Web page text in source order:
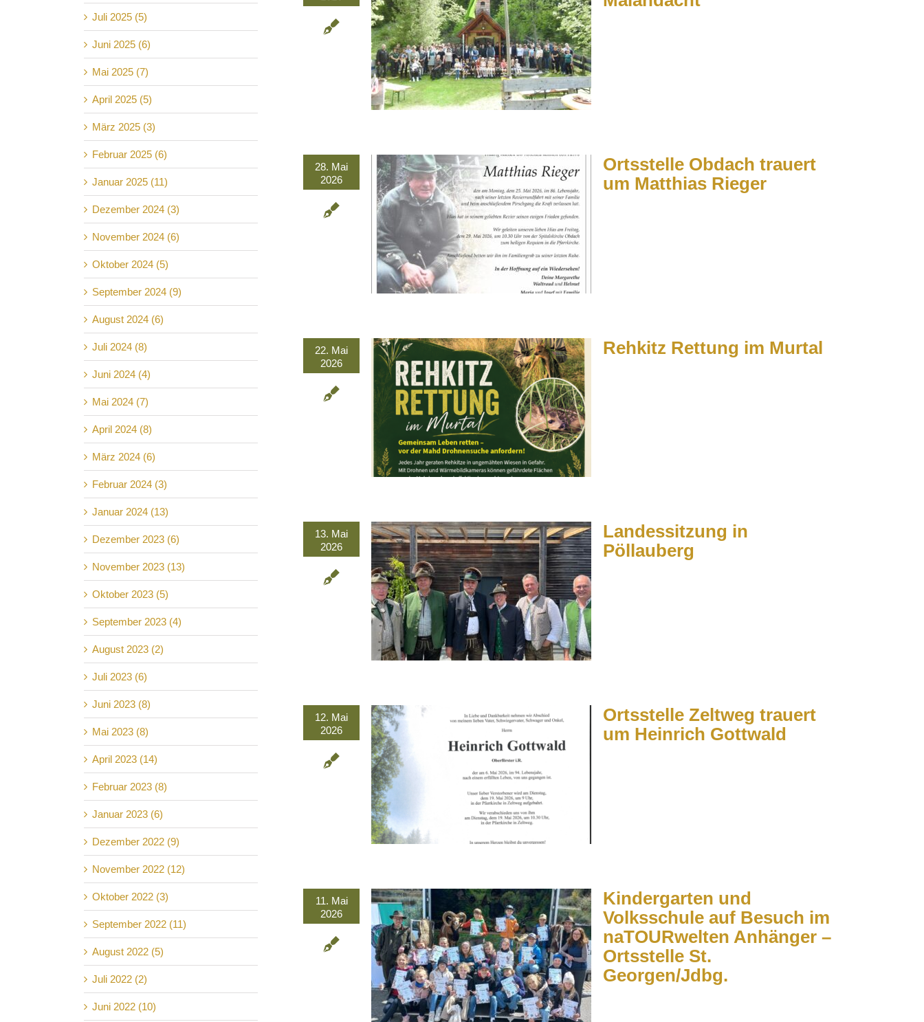
28. Mai
2026
Ortsstelle Obdach trauert
um Matthias Rieger
22. Mai
2026
Rehkitz Rettung im Murtal
13. Mai
2026
Landessitzung in
Pöllauberg
12. Mai
2026
Ortsstelle Zeltweg trauert
um Heinrich Gottwald
11. Mai
2026
Kindergarten und
Volksschule auf Besuch im
naTOURwelten Anhänger –
Ortsstelle St.
Georgen/Jdbg.
Juli 2025 (5)
Juni 2025 (6)
Mai 2025 (7)
April 2025 (5)
März 2025 (3)
Februar 2025 (6)
Januar 2025 (11)
Dezember 2024 (3)
November 2024 (6)
Oktober 2024 (5)
September 2024 (9)
August 2024 (6)
Juli 2024 (8)
Juni 2024 (4)
Mai 2024 (7)
April 2024 (8)
März 2024 (6)
Februar 2024 (3)
Januar 2024 (13)
Dezember 2023 (6)
November 2023 (13)
Oktober 2023 (5)
September 2023 (4)
August 2023 (2)
Juli 2023 (6)
Juni 2023 (8)
Mai 2023 (8)
April 2023 (14)
Februar 2023 (8)
Januar 2023 (6)
Dezember 2022 (9)
November 2022 (12)
Oktober 2022 (3)
September 2022 (11)
August 2022 (5)
Juli 2022 (2)
Juni 2022 (10)